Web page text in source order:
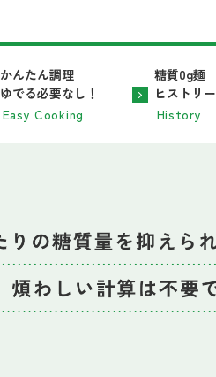
かんたん調理
ゆでる必要なし！
Easy Cooking
糖質0g麺
ヒストリー
History